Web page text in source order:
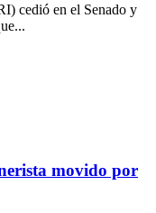
cedió en el Senado y
movido por